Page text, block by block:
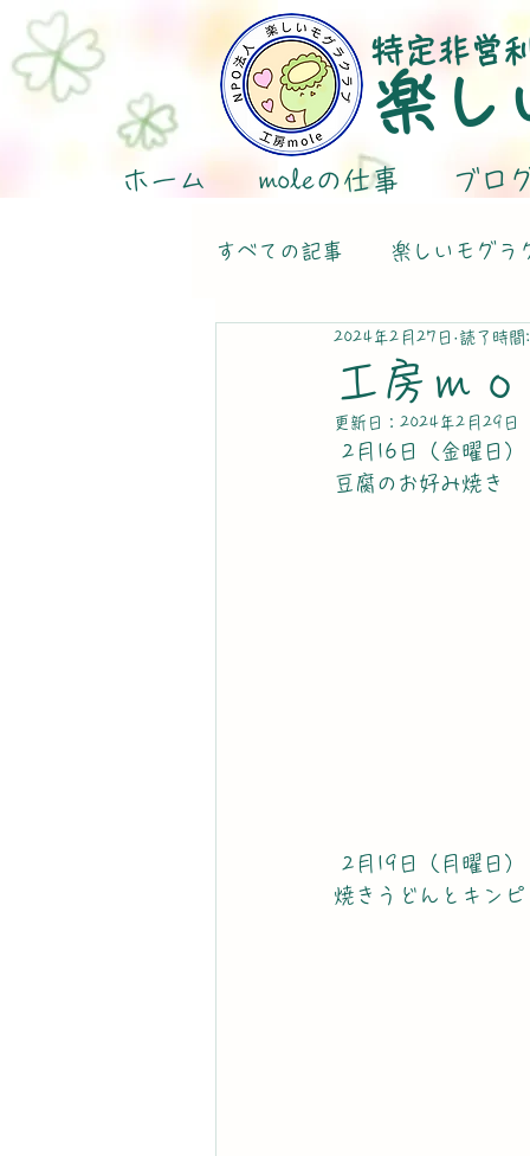
特定非営
楽し
ホーム moleの仕事 ブロ
すべての記事 楽しいモグラ
工房ｍ
2024年2月27日 読了時間
更新日： 2024年2月29日
2月16日（金曜日）
豆腐のお好み焼き
2月19日（月曜日）
焼きうどんとキンピ